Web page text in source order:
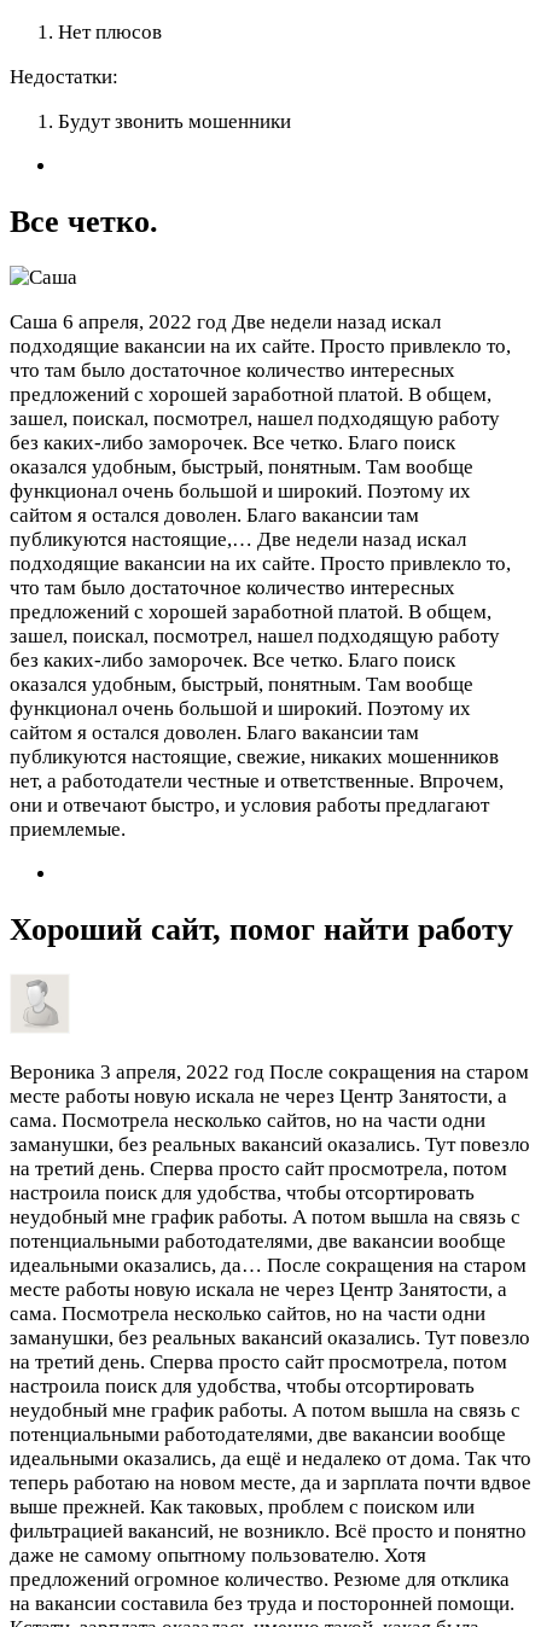
Нет плюсов
Недостатки:
Будут звонить мошенники
Все четко.
Саша 6 апреля, 2022 год Две недели назад искал
подходящие вакансии на их сайте. Просто привлекло то,
что там было достаточное количество интересных
предложений с хорошей заработной платой. В общем,
зашел, поискал, посмотрел, нашел подходящую работу
без каких-либо заморочек. Все четко. Благо поиск
оказался удобным, быстрый, понятным. Там вообще
функционал очень большой и широкий. Поэтому их
сайтом я остался доволен. Благо вакансии там
публикуются настоящие,… Две недели назад искал
подходящие вакансии на их сайте. Просто привлекло то,
что там было достаточное количество интересных
предложений с хорошей заработной платой. В общем,
зашел, поискал, посмотрел, нашел подходящую работу
без каких-либо заморочек. Все четко. Благо поиск
оказался удобным, быстрый, понятным. Там вообще
функционал очень большой и широкий. Поэтому их
сайтом я остался доволен. Благо вакансии там
публикуются настоящие, свежие, никаких мошенников
нет, а работодатели честные и ответственные. Впрочем,
они и отвечают быстро, и условия работы предлагают
приемлемые.
Хороший сайт, помог найти работу
Вероника 3 апреля, 2022 год После сокращения на старом
месте работы новую искала не через Центр Занятости, а
сама. Посмотрела несколько сайтов, но на части одни
заманушки, без реальных вакансий оказались. Тут повезло
на третий день. Сперва просто сайт просмотрела, потом
настроила поиск для удобства, чтобы отсортировать
неудобный мне график работы. А потом вышла на связь с
потенциальными работодателями, две вакансии вообще
идеальными оказались, да… После сокращения на старом
месте работы новую искала не через Центр Занятости, а
сама. Посмотрела несколько сайтов, но на части одни
заманушки, без реальных вакансий оказались. Тут повезло
на третий день. Сперва просто сайт просмотрела, потом
настроила поиск для удобства, чтобы отсортировать
неудобный мне график работы. А потом вышла на связь с
потенциальными работодателями, две вакансии вообще
идеальными оказались, да ещё и недалеко от дома. Так что
теперь работаю на новом месте, да и зарплата почти вдвое
выше прежней. Как таковых, проблем с поиском или
фильтрацией вакансий, не возникло. Всё просто и понятно
даже не самому опытному пользователю. Хотя
предложений огромное количество. Резюме для отклика
на вакансии составила без труда и посторонней помощи.